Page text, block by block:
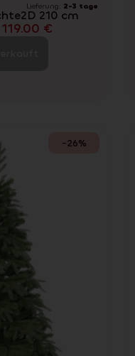
Lieferung: 2-3 tage
210 cm
119.00 €
-26%